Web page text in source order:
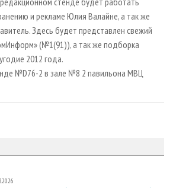
и рекламе Юлия Валайне, а так же
Здесь будет представлен свежий
(№1(91)), а так же подборка
2012 года.
№D76-2 в зале №8 2 павильона МВЦ